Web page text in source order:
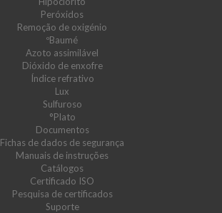
Peróxidos
Remoção de oxigénio
ºBaumé
Azoto assimilável
Dióxido de enxofre
Índice refrativo
Lux
Sulfuroso
°Plato
Documentos
Fichas de dados de segurança
Manuais de instruções
Catálogos
Certificado ISO
Pesquisa de certificados
Suporte